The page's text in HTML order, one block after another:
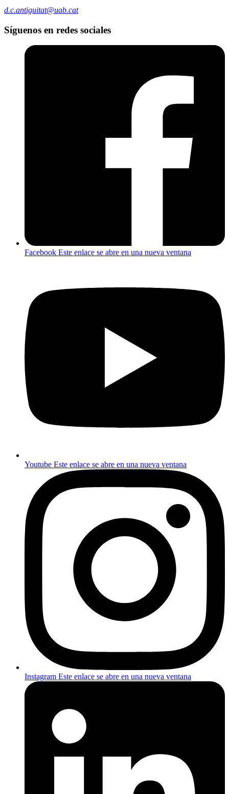
d.c.antiguitat@uab.cat
Síguenos en redes sociales
Facebook Este enlace se abre en una nueva ventana
Youtube Este enlace se abre en una nueva ventana
Instagram Este enlace se abre en una nueva ventana